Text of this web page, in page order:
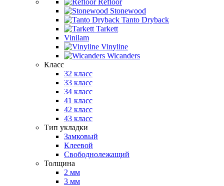
Refloor
Stonewood
Tanto Dryback
Tarkett
Vinilam
Vinyline
Wicanders
Класс
32 класс
33 класс
34 класс
41 класс
42 класс
43 класс
Тип укладки
Замковый
Клеевой
Свободнолежащий
Толщина
2 мм
3 мм